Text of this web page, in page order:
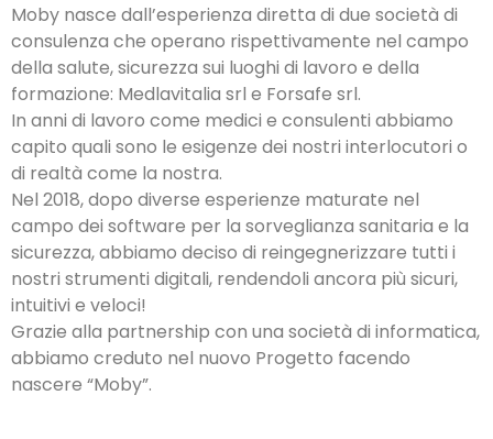
Moby nasce dall’esperienza diretta di due società di
consulenza che operano rispettivamente nel campo
della salute, sicurezza sui luoghi di lavoro e della
formazione: Medlavitalia srl e Forsafe srl.
In anni di lavoro come medici e consulenti abbiamo
capito quali sono le esigenze dei nostri interlocutori o
di realtà come la nostra.
Nel 2018, dopo diverse esperienze maturate nel
campo dei software per la sorveglianza sanitaria e la
sicurezza, abbiamo deciso di reingegnerizzare tutti i
nostri strumenti digitali, rendendoli ancora più sicuri,
intuitivi e veloci!
Grazie alla partnership con una società di informatica,
abbiamo creduto nel nuovo Progetto facendo
nascere “Moby”.